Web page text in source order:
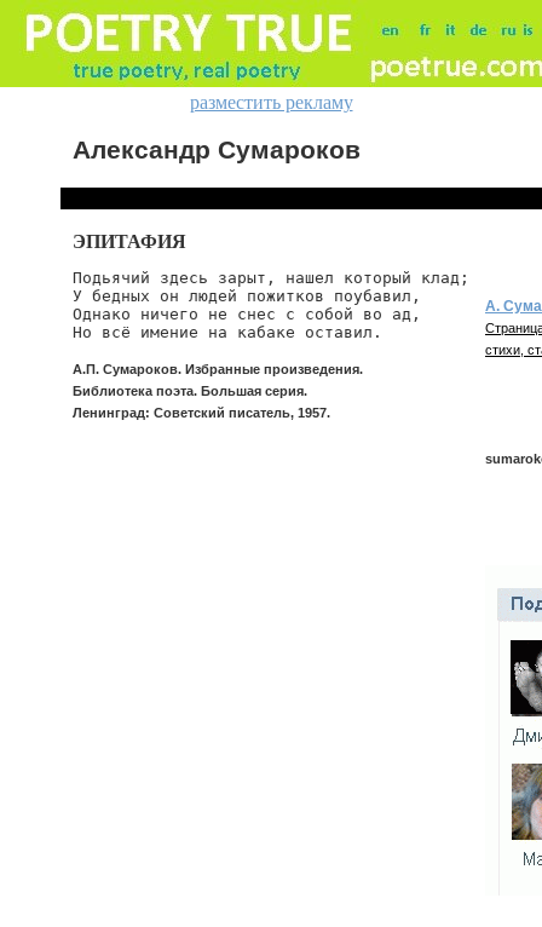
разместить рекламу
Александр Сумароков
ЭПИТАФИЯ
Подьячий здесь зарыт, нашел который клад;
У бедных он людей пожитков поубавил,
Однако ничего не снес с собой во ад,
Но всё имение на кабаке оставил.
А.П. Сумароков. Избранные произведения.
Библиотека поэта. Большая серия.
Ленинград: Советский писатель, 1957.
А.
стихи,